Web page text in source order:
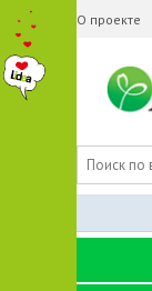
О проекте